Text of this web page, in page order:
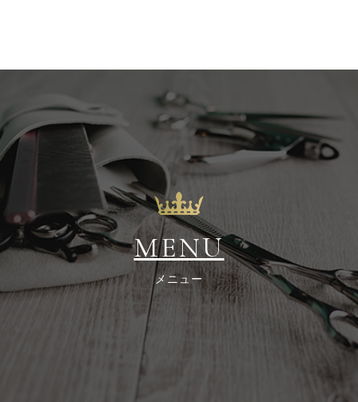
MENU
メニュー